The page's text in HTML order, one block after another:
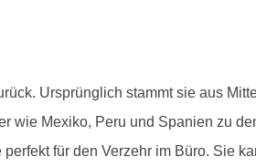
Ursprünglich stammt sie aus
wie Mexiko, Peru und Spanien zu
für den Verzehr im Büro. Sie